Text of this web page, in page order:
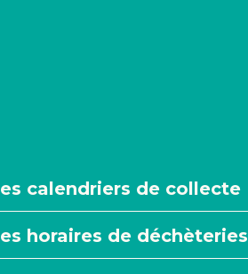
calendriers de collecte
horaires de déchèteries